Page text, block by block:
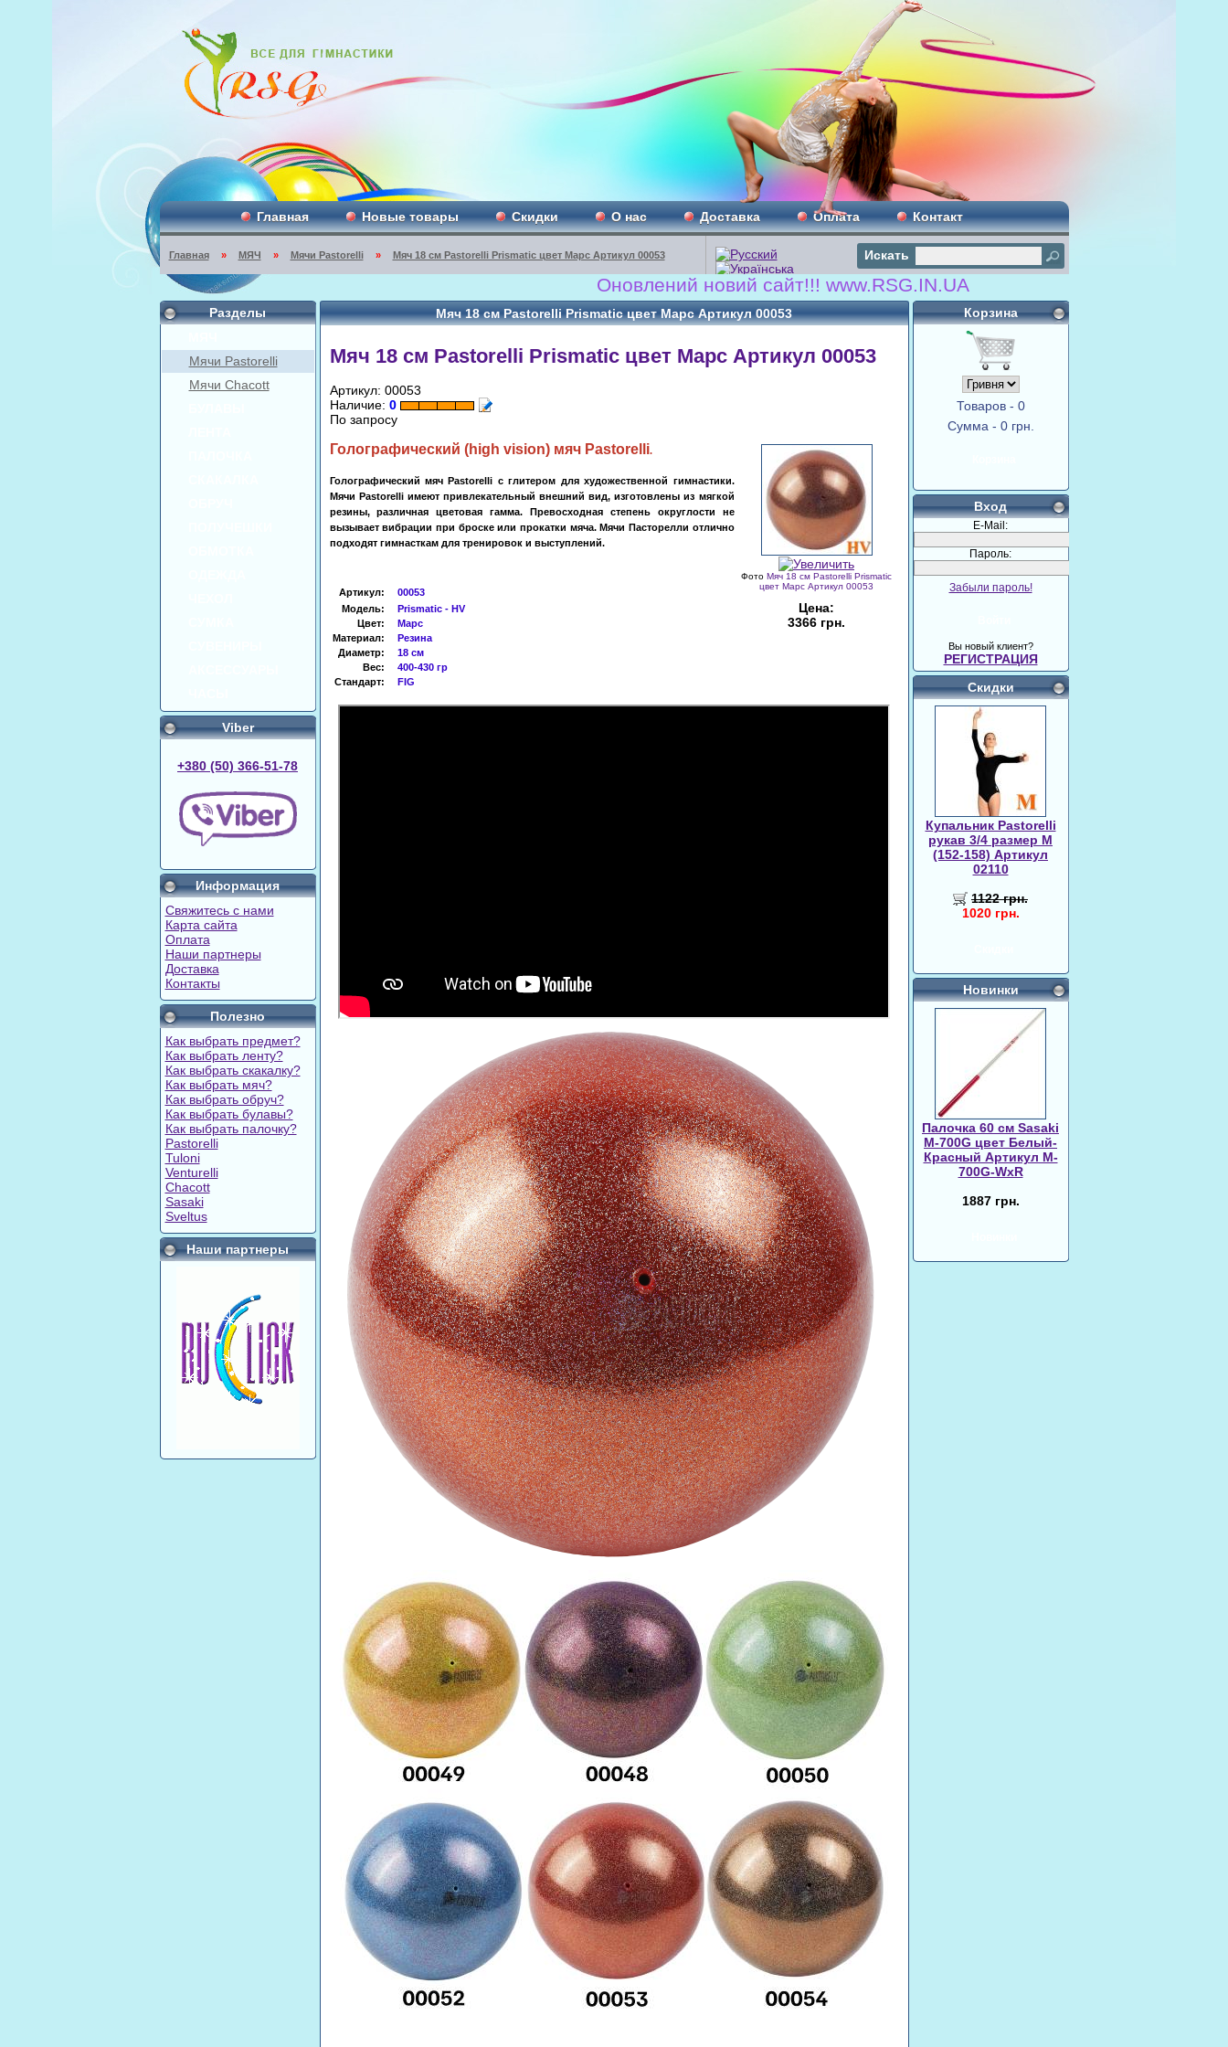
Главная Новые товары Скидки О нас Доставка Оплата Контакт
Главная » МЯЧ » Мячи Pastorelli » Мяч 18 см Pastorelli Prismatic цвет Марс Артикул 00053 Искать
Оновлений новий сайт!!! www.RSG.IN.UA
Разделы
Мячи Pastorelli
Мячи Chacott
Viber
+380 (50) 366-51-78
Информация
Свяжитесь с нами
Карта сайта
Оплата
Наши партнеры
Доставка
Контакты
Полезно
Как выбрать предмет?
Как выбрать ленту?
Как выбрать скакалку?
Как выбрать мяч?
Как выбрать обруч?
Как выбрать булавы?
Как выбрать палочку?
Pastorelli
Tuloni
Venturelli
Chacott
Sasaki
Sveltus
Наши партнеры
Мяч 18 см Pastorelli Prismatic цвет Марс Артикул 00053
Мяч 18 см Pastorelli Prismatic цвет Марс Артикул 00053
Артикул: 00053
Наличие: 0
По запросу
Фото Мяч 18 см Pastorelli Prismatic
цвет Марс Артикул 00053
Цена:
3366 грн.
Голографический (high vision) мяч Pastorelli.
Голографический мяч Pastorelli с глитером для художественной гимнастики.
Мячи Pastorelli имеют привлекательный внешний вид, изготовлены из мягкой
резины, различная цветовая гамма. Превосходная степень округлости не
вызывает вибрации при броске или прокатки мяча. Мячи Пасторелли отлично
подходят гимнасткам для тренировок и выступлений.
Артикул:
00053
Модель:
Prismatic - HV
Цвет:
Марс
Материал:
Резина
Диаметр:
18 см
Вес:
400-430 гр
Стандарт:
FIG
Корзина
Товаров - 0
Сумма - 0 грн.
Вход
E-Mail:
Пароль:
Забыли пароль!
Вы новый клиент?
РЕГИСТРАЦИЯ
Скидки
Купальник Pastorelli
рукав 3/4 размер M
(152-158) Артикул
02110
1122 грн.
1020 грн.
Новинки
Палочка 60 см Sasaki
M-700G цвет Белый-
Красный Артикул M-
700G-WxR
1887 грн.